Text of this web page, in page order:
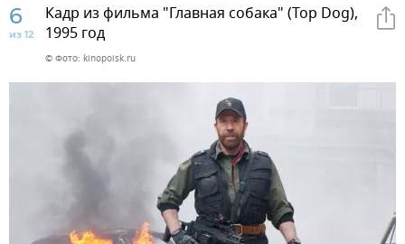
6
из 12
Кадр из фильма "Главная собака" (Top Dog),
1995 год
© Фото: kinopoisk.ru